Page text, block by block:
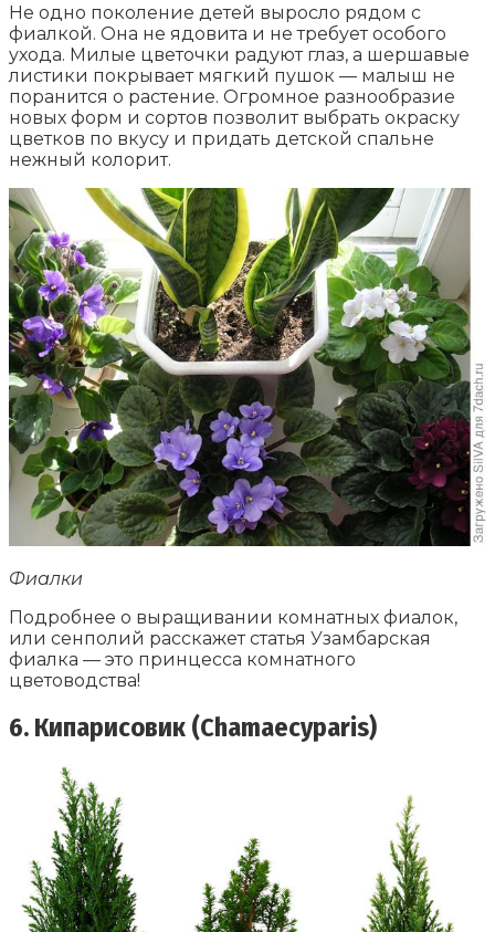
Не одно поколение детей выросло рядом с
фиалкой. Она не ядовита и не требует особого
ухода. Милые цветочки радуют глаз, а шершавые
листики покрывает мягкий пушок — малыш не
поранится о растение. Огромное разнообразие
новых форм и сортов позволит выбрать окраску
цветков по вкусу и придать детской спальне
нежный колорит.
Фиалки
Подробнее о выращивании комнатных фиалок,
или сенполий расскажет статья Узамбарская
фиалка — это принцесса комнатного
цветоводства!
6. Кипарисовик (Chamaecyparis)